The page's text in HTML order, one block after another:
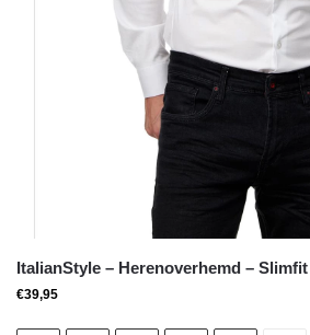
ItalianStyle – Herenoverhemd –
€39,95